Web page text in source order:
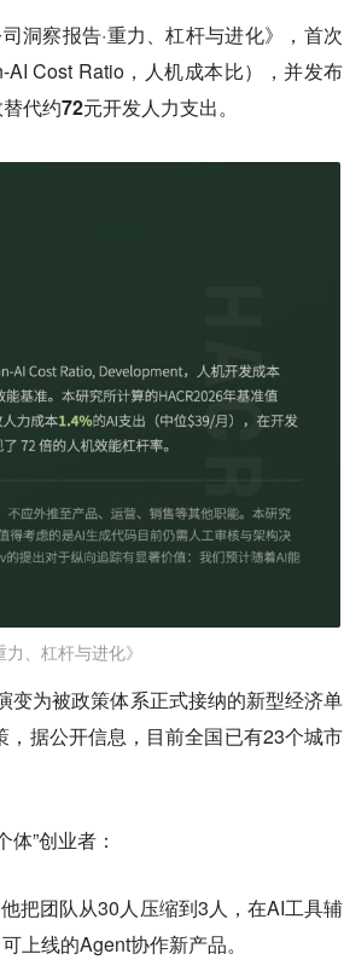
洞察报告·重力、杠杆与进化》，首次
Cost Ratio，人机成本比），并发布
代约72元开发人力支出。
、杠杆与进化》
变为被政策体系正式接纳的新型经济单
据公开信息，目前全国已有23个城市
”创业者：
把团队从30人压缩到3人，在AI工具辅
上线的Agent协作新产品。